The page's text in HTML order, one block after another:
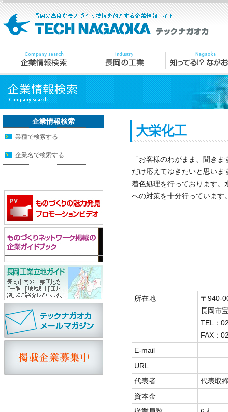
企業情報検索
業種で検索する
企業名で検索する
大栄化工
「お客様のわがまま、聞き
だけ応えてゆきたいと思い
着色処理を行っております。
への対策を十分行っています
所在地
〒940-
長岡市
TEL：
FAX：
E-mail
URL
代表者
代表取
資本金